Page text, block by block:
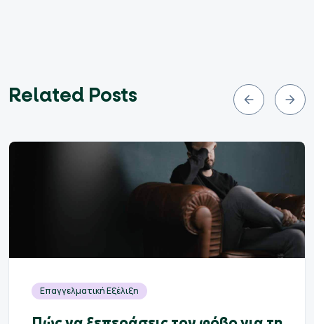
Related Posts
Επαγγελματική Εξέλιξη